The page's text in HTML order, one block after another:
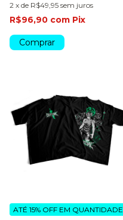
2 x de R$49,95 sem juros
R$96,90 com Pix
Comprar
ATÉ 15% OFF EM QUANTIDADE